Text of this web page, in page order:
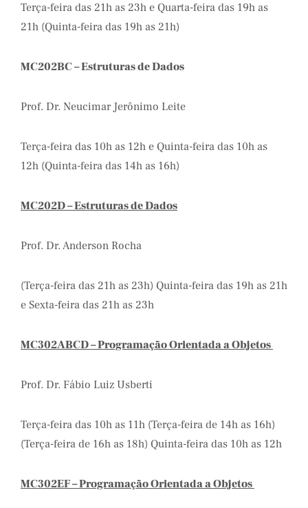
Terça-feira das 21h as 23h e Quarta-feira das 19h as
21h (Quinta-feira das 19h as 21h)
MC202BC – Estruturas de Dados
Prof. Dr. Neucimar Jerônimo Leite
Terça-feira das 10h as 12h e Quinta-feira das 10h as
12h (Quinta-feira das 14h as 16h)
MC202D – Estruturas de Dados
Prof. Dr. Anderson Rocha
(Terça-feira das 21h as 23h) Quinta-feira das 19h as 21h
e Sexta-feira das 21h as 23h
MC302ABCD – Programação Orientada a Objetos
Prof. Dr. Fábio Luiz Usberti
Terça-feira das 10h as 11h (Terça-feira de 14h as 16h)
(Terça-feira de 16h as 18h) Quinta-feira das 10h as 12h
MC302EF – Programação Orientada a Objetos